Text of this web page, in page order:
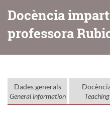
Docència
professora
Dades generals
General information
Teaching